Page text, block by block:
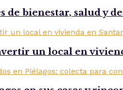
de bienestar, salud y
un local en